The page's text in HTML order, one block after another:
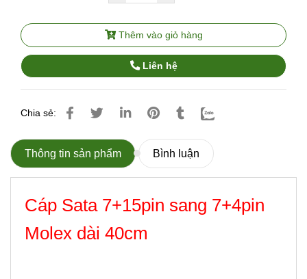
Thêm vào giỏ hàng
Liên hệ
Chia sẻ:
Thông tin sản phẩm Bình luận
Cáp Sata 7+15pin sang 7+4pin
Molex dài 40cm